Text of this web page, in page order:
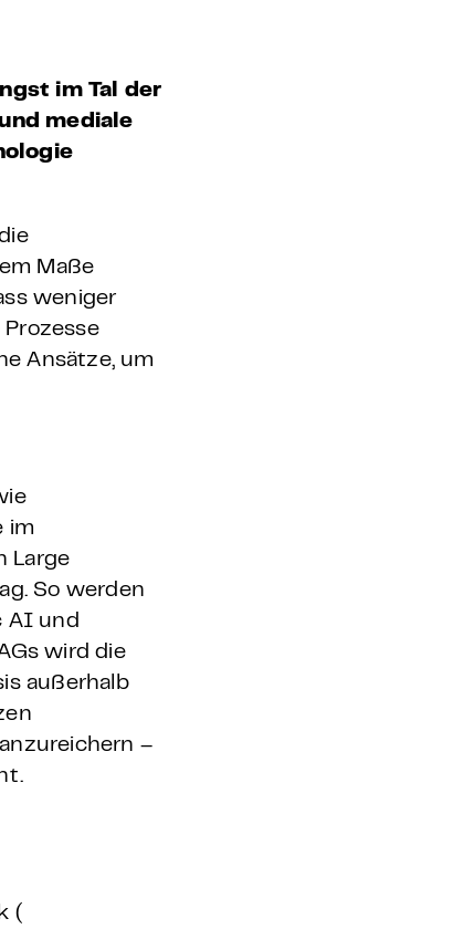
im Tal der
mediale
Maße
weniger
Ansätze, um
im
Large
So werden
AI und
wird die
außerhalb
–
(